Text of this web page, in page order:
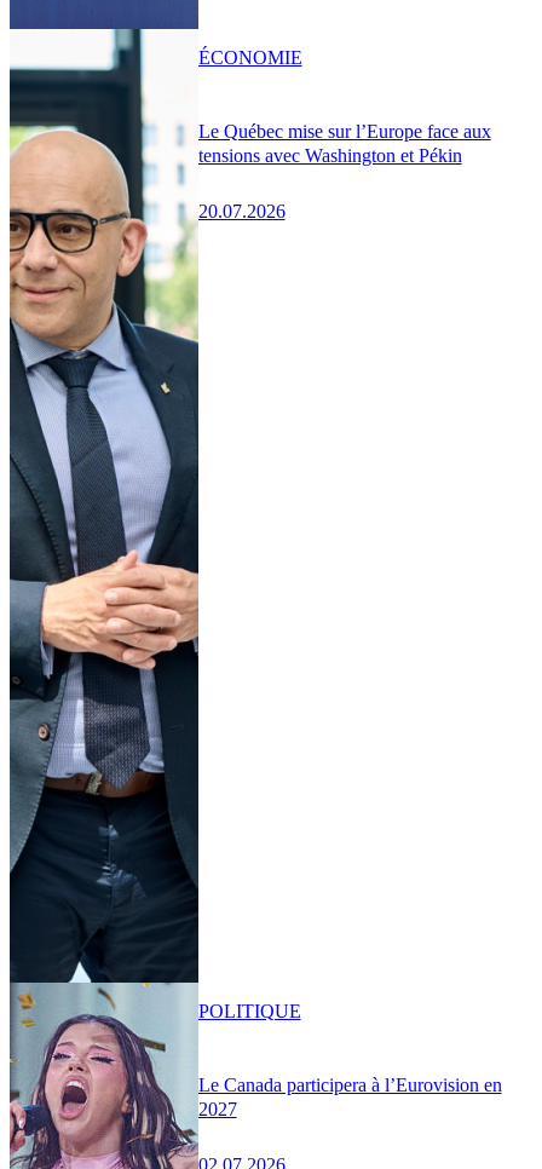
Le Québec mise sur l’Europe face aux
tensions avec Washington et Pékin
20.07.2026
ÉCONOMIE
Le Canada participera à l’Eurovision en
2027
02.07.2026
POLITIQUE